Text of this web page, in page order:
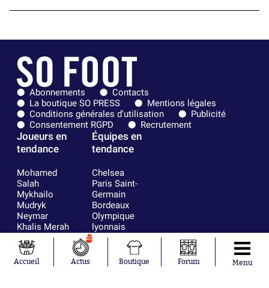
Abonnements
Contacts
La boutique SO PRESS
Mentions légales
Conditions générales d'utilisation
Publicité
Consentement RGPD
Recrutement
Joueurs en
tendance
Mohamed
Salah
Mykhailo
Mudryk
Neymar
Khalis Merah
Loïs Openda
Moussa
Niakhaté
Équipes en
tendance
Chelsea
Paris Saint-
Germain
Bordeaux
Olympique
lyonnais
FIFA
Real Madrid
RC Strasbourg
AC Milan
Accueil
10
Actus Boutique Forum Menu